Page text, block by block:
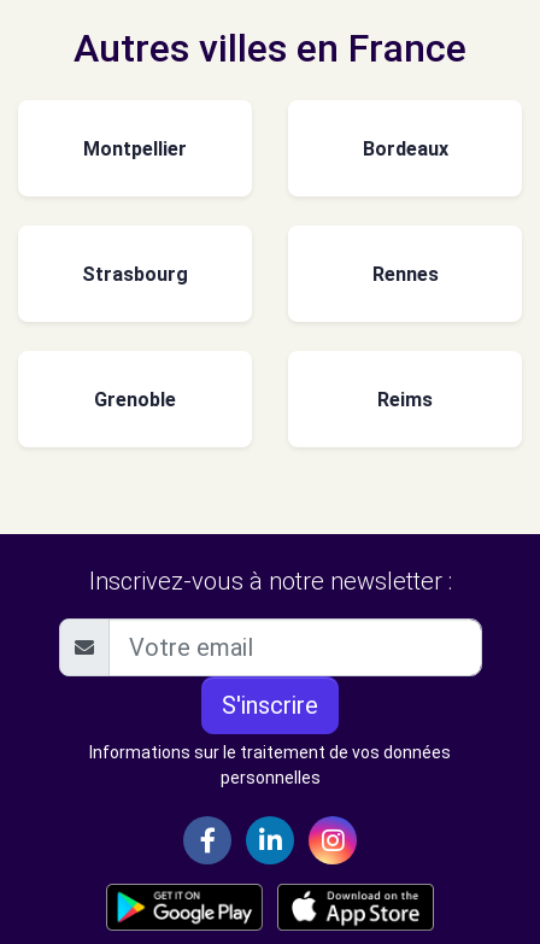
Autres villes en France
Montpellier Bordeaux
Strasbourg Rennes
Grenoble Reims
Inscrivez-vous à notre newsletter :
S'inscrire
Informations sur le traitement de vos données
personnelles